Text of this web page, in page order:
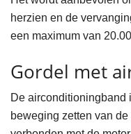
herzien en de
een maximum van
Gordel met
De airconditioningband
beweging zetten van